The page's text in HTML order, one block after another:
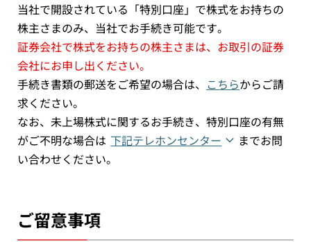
当社で開設されている「特別口座」で株式をお持ちの
株主さまのみ、当社でお手続き可能です。
証券会社で株式をお持ちの株主さまは、お取引の証券
会社にお申し出ください。
手続き書類の郵送をご希望の場合は、 こちらからご請
求ください。
なお、未上場株式に関するお手続き、特別口座の有無
がご不明な場合は 下記テレホンセンター
までお問
い合わせください。
ご留意事項